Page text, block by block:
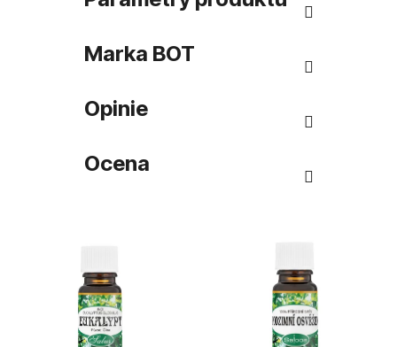
Marka BOT
Opinie
Ocena